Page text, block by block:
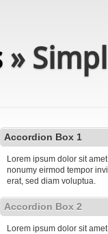
»
Accordion Box 1
Lorem ipsum dolor sit
nonumy eirmod tempor
erat, sed diam voluptua.
Accordion Box 2
Lorem ipsum dolor sit